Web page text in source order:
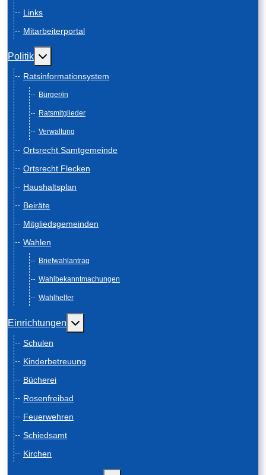
Links
Mitarbeiterportal
Politik Weitere Informationen: Politik
Ratsinformationsystem
Bürger/in
Ratsmitglieder
Verwaltung
Ortsrecht Samtgemeinde
Ortsrecht Flecken
Haushaltsplan
Beiräte
Mitgliedsgemeinden
Wahlen
Briefwahlantrag
Wahlbekanntmachungen
Wahlhelfer
Einrichtungen Weitere Informationen: Einrichtungen
Schulen
Kinderbetreuung
Bücherei
Rosenfreibad
Feuerwehren
Schiedsamt
Kirchen